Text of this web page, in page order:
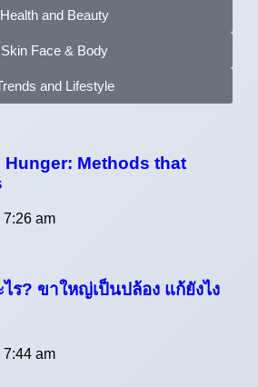
Health and Beauty
Skin Face & Body
and Lifestyle
Hunger: Methods that
7:26 am
ร? ขาใหญ่เป็นปล้อง แก้ยังไง
7:44 am